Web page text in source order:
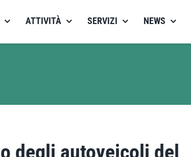
ATTIVITÀ SERVIZI NEWS
degli autoveicoli del